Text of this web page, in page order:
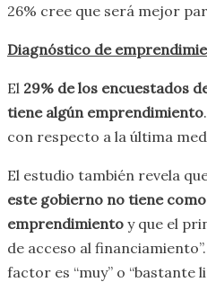
26% cree que será mejor
Diagnóstico de
El 29% de los encuestados
tiene algún emprendimiento
con respecto a la última
El estudio también revela
este gobierno no tiene
emprendimiento y que el
de acceso al
factor es “muy” o “bastante